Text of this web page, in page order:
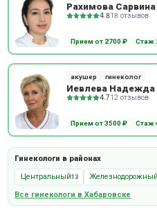
Рахимова
4.818 отзывов
Прием от 2700 ₽ Стаж
акушер гинеколог
Иевлева
4.712 отзывов
Прием от 3500 ₽ Стаж
Гинекологи в районах
Центральный13 Железнодорожный
Все гинекологи в Хабаровске